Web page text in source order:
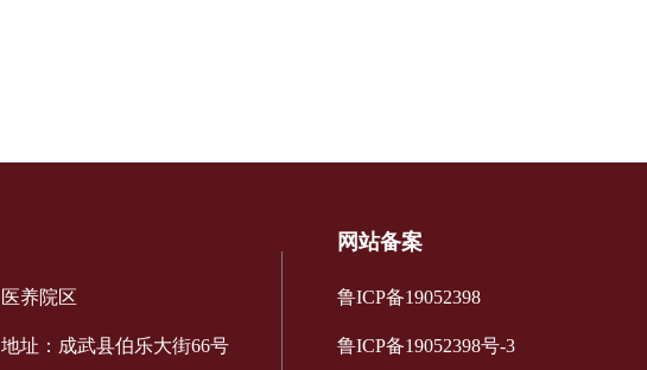
医养院区
地址：成武县伯乐大街66号
网站备案
鲁ICP备19052398
鲁ICP备19052398号-3